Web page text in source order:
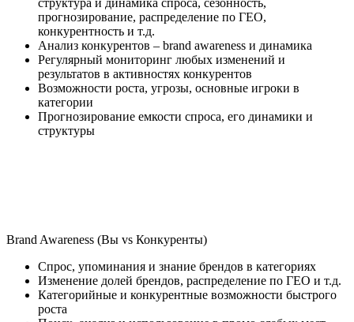
структура и динамика спроса, сезонность,
прогнозирование, распределение по ГЕО,
конкурентность и т.д.
Анализ конкурентов – brand awareness и динамика
Регулярный мониторинг любых изменений и
результатов в активностях конкурентов
Возможности роста, угрозы, основные игроки в
категории
Прогнозирование емкости спроса, его динамики и
структуры
Brand Awareness (Вы vs Конкуренты)
Спрос, упоминания и знание брендов в категориях
Изменение долей брендов, распределение по ГЕО и т.д.
Категорийные и конкурентные возможности быстрого
роста